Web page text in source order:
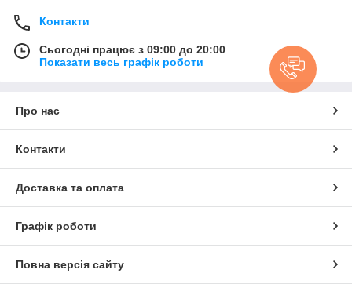
Контакти
Сьогодні працює з 09:00 до 20:00
Показати весь графік роботи
Про нас
Контакти
Доставка та оплата
Графік роботи
Повна версія сайту